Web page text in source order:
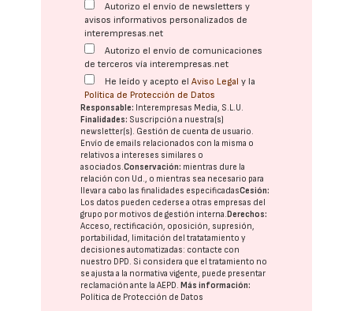
Autorizo el envío de newsletters y
avisos informativos personalizados de
interempresas.net
Autorizo el envío de comunicaciones
de terceros vía interempresas.net
He leído y acepto elAviso Legal y la
Política de Protección de Datos
Responsable: Interempresas Media, S.L.U.
Finalidades: Suscripción a nuestra(s)
newsletter(s). Gestión de cuenta de usuario.
Envío de emails relacionados con la misma o
relativos a intereses similares o
asociados.Conservación: mientras dure la
relación con Ud., o mientras sea necesario para
llevar a cabo las finalidades especificadasCesión:
Los datos pueden cederse a otras empresas del
grupo por motivos de gestión interna. Derechos:
Acceso, rectificación, oposición, supresión,
portabilidad, limitación del tratatamiento y
decisiones automatizadas: contacte con
nuestro DPD. Si considera que el tratamiento no
se ajusta a la normativa vigente, puede presentar
reclamación ante laAEPD. Más información:
Política de Protección de Datos